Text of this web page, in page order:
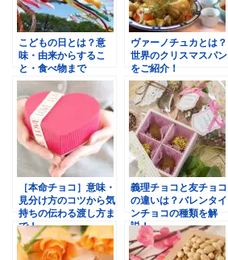
こどもの日とは？意
味・由来からするこ
と・食べ物まで
ヴァーノチュカとは？
世界のクリスマスパン
をご紹介！
［本命チョコ］意味・
見分け方のコツから気
持ちの伝わる渡し方ま
で！
義理チョコと友チョコ
の違いは？バレンタイ
ンチョコの種類を解
説！